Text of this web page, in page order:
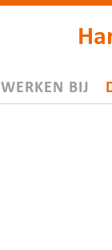
WERKEN BIJ